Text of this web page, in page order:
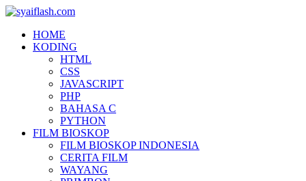
HOME
KODING
HTML
CSS
JAVASCRIPT
PHP
BAHASA C
PYTHON
FILM BIOSKOP
FILM BIOSKOP INDONESIA
CERITA FILM
WAYANG